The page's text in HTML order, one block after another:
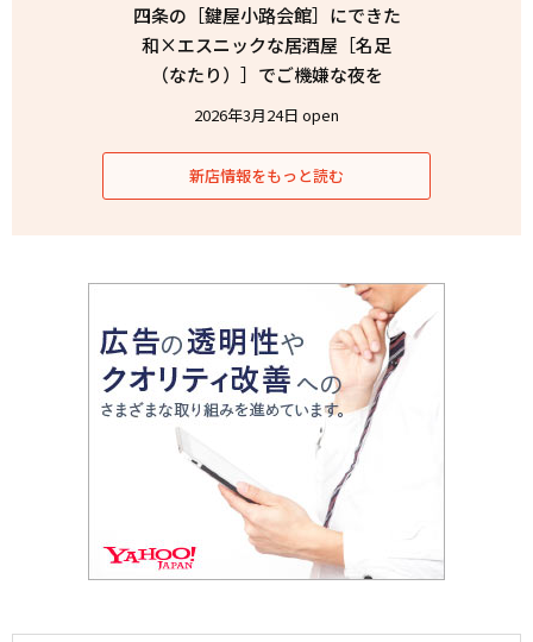
四条の［鍵屋小路会館］にできた
和×エスニックな居酒屋［名足
（なたり）］でご機嫌な夜を
2026年3月24日 open
新店情報をもっと読む